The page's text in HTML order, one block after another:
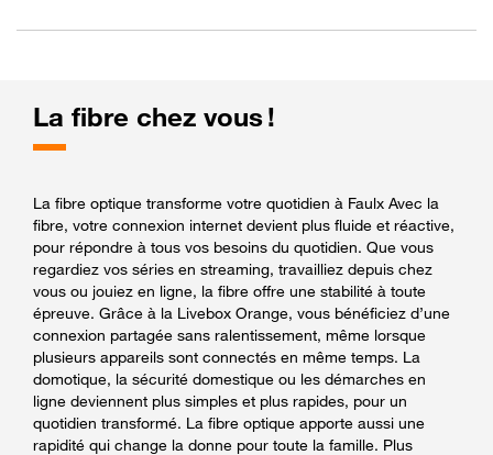
La fibre chez vous !
La fibre optique transforme votre quotidien à Faulx Avec la
fibre, votre connexion internet devient plus fluide et réactive,
pour répondre à tous vos besoins du quotidien. Que vous
regardiez vos séries en streaming, travailliez depuis chez
vous ou jouiez en ligne, la fibre offre une stabilité à toute
épreuve. Grâce à la Livebox Orange, vous bénéficiez d’une
connexion partagée sans ralentissement, même lorsque
plusieurs appareils sont connectés en même temps. La
domotique, la sécurité domestique ou les démarches en
ligne deviennent plus simples et plus rapides, pour un
quotidien transformé. La fibre optique apporte aussi une
rapidité qui change la donne pour toute la famille. Plus